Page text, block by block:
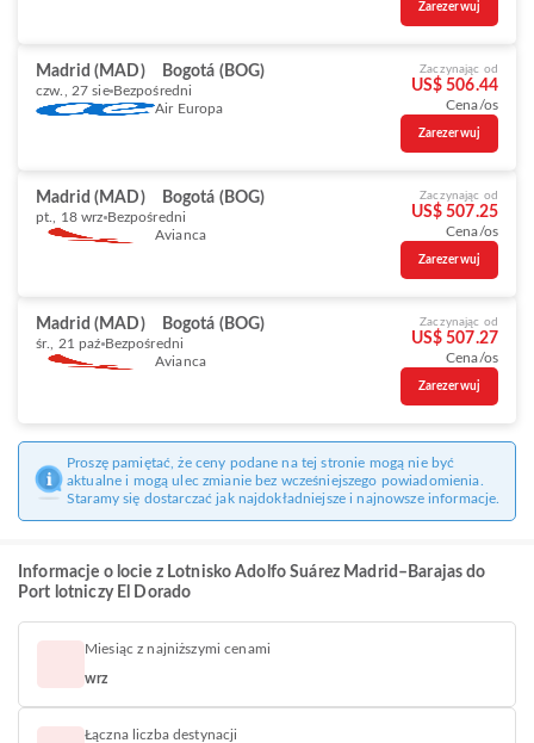
Zarezerwuj
Madrid (MAD) Bogotá (BOG)
czw., 27 sie Bezpośredni
Air Europa
Zaczynając od
US$ 506.44
Cena/os
Zarezerwuj
Madrid (MAD) Bogotá (BOG)
pt., 18 wrz Bezpośredni
Avianca
Zaczynając od
US$ 507.25
Cena/os
Zarezerwuj
Madrid (MAD) Bogotá (BOG)
śr., 21 paź Bezpośredni
Avianca
Zaczynając od
US$ 507.27
Cena/os
Zarezerwuj
Proszę pamiętać, że ceny podane na tej stronie mogą nie być
aktualne i mogą ulec zmianie bez wcześniejszego powiadomienia.
Staramy się dostarczać jak najdokładniejsze i najnowsze informacje.
Informacje o locie z Lotnisko Adolfo Suárez Madrid–Barajas do
Port lotniczy El Dorado
Miesiąc z najniższymi cenami
wrz
Łączna liczba destynacji